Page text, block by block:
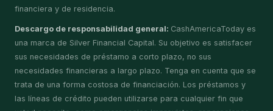
financiera y de residencia.
Descargo de responsabilidad general: CashAmericaToday es
una marca de Silver Financial Capital. Su objetivo es satisfacer
sus necesidades de préstamo a corto plazo, no sus
necesidades financieras a largo plazo. Tenga en cuenta que se
trata de una forma costosa de financiación. Los préstamos y
las líneas de crédito pueden utilizarse para cualquier fin que